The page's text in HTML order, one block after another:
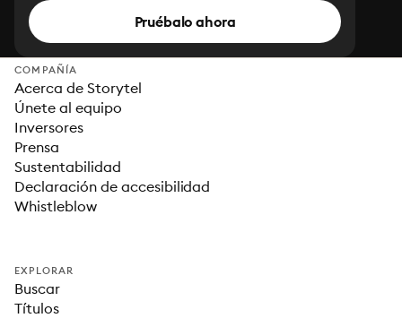
Pruébalo ahora
COMPAÑÍA
Acerca de Storytel
Únete al equipo
Inversores
Prensa
Sustentabilidad
Declaración de accesibilidad
Whistleblow
EXPLORAR
Buscar
Títulos